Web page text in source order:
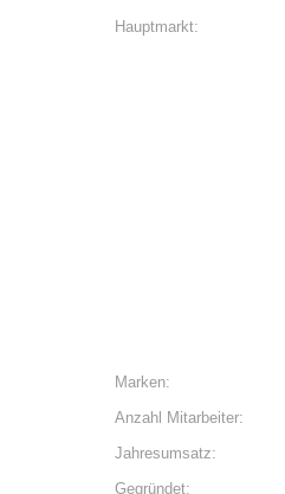
Hauptmarkt:
Marken:
Anzahl Mitarbeiter:
Jahresumsatz:
Gegründet: